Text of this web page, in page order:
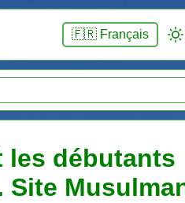
🇫🇷 Français
les débutants